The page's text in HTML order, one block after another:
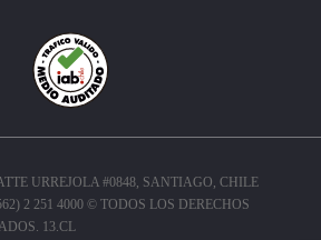
URREJOLA #0848, SANTIAGO, CHILE
2 251 4000 © TODOS LOS DERECHOS
13.CL